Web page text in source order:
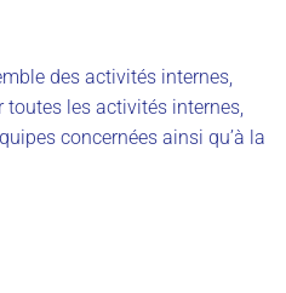
des activités internes,
toutes les activités internes,
concernées ainsi qu’à la